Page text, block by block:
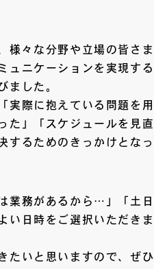
様々な分野や立場の皆さま
ュニケーションを実現する
ました。
実際に抱えている問題を用
た」「スケジュールを見直
するためのきっかけとなっ
業務があるから…」「土日
い日時をご選択いただきま
たいと思いますので、ぜひ